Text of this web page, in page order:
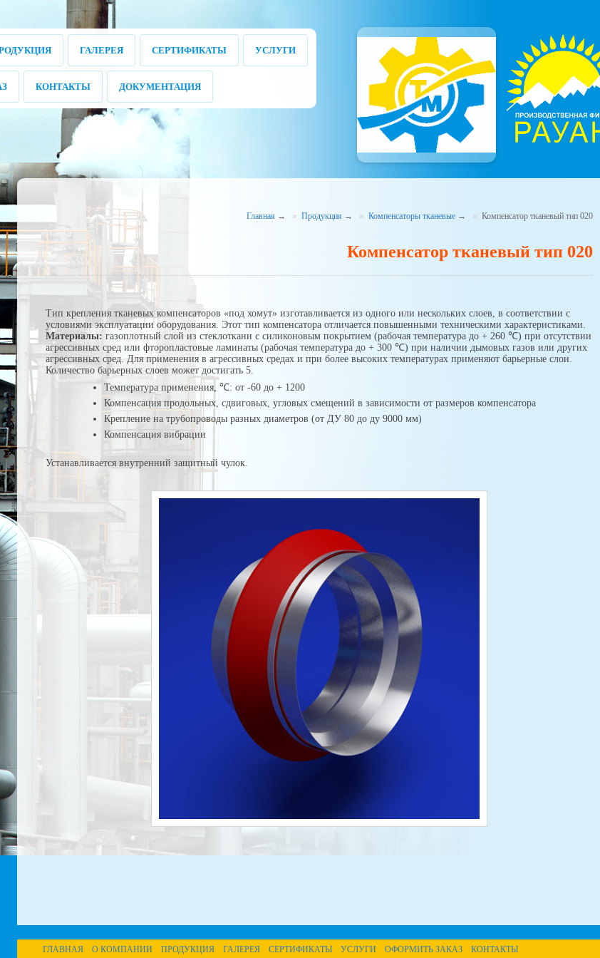
ГАЛЕРЕЯ СЕРТИФИКАТЫ УСЛУГИ
КОНТАКТЫ ДОКУМЕНТАЦИЯ
Главная → Продукция → Компенсаторы тканевые → Компенсатор тканевый тип 020
Компенсатор тканевый тип 020
Тип крепления тканевых компенсаторов «под хомут» изготавливается из одного или нескольких слоев, в соответствии с
условиями эксплуатации оборудования. Этот тип компенсатора отличается повышенными техническими характеристиками.
Материалы: газоплотный слой из стеклоткани с силиконовым покрытием (рабочая температура до + 260 ℃) при отсутствии
агрессивных сред или фторопластовые ламинаты (рабочая температура до + 300 ℃) при наличии дымовых газов или других
агрессивных сред. Для применения в агрессивных средах и при более высоких температурах применяют барьерные слои.
Количество барьерных слоев может достигать 5.
Температура применения, ℃: от -60 до + 1200
Компенсация продольных, сдвиговых, угловых смещений в зависимости от размеров компенсатора
Крепление на трубопроводы разных диаметров (от ДУ 80 до ду 9000 мм)
Компенсация вибрации
Устанавливается внутренний защитный чулок.
ГЛАВНАЯ О КОМПАНИИ ПРОДУКЦИЯ ГАЛЕРЕЯ СЕРТИФИКАТЫ УСЛУГИ ОФОРМИТЬ ЗАКАЗ КОНТАКТЫ